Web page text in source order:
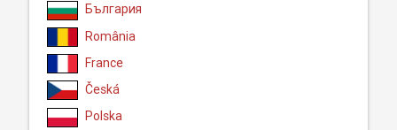
България
România
France
Česká
Polska